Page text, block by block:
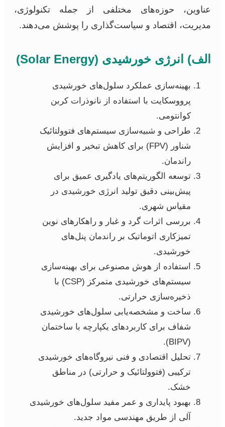
عناوین، حوزه‌های مختلفی از جمله تکنولوژی،
مدیریت، اقتصاد و سیاست‌گذاری را پوشش می‌دهند.
الف) انرژی خورشیدی (Solar Energy)
بهینه‌سازی عملکرد سلول‌های خورشیدی
پرووسکایت با استفاده از نانوذرات کربن
کوانتومی.
طراحی و شبیه‌سازی سیستم‌های فتوولتائیک
شناور (FPV) برای کاهش تبخیر و افزایش
راندمان.
توسعه الگوریتم‌های یادگیری عمیق برای
پیش‌بینی دقیق تولید انرژی خورشیدی در
مقیاس شهری.
بررسی اثرات گرد و غبار و راهکارهای نوین
تمیزکاری اتوماتیک بر راندمان پنل‌های
خورشیدی.
استفاده از هوش مصنوعی برای بهینه‌سازی
سیستم‌های خورشیدی متمرکز (CSP) با
ذخیره‌سازی حرارتی.
ساخت و مشخصه‌یابی سلول‌های خورشیدی
شفاف برای کاربردهای یکپارچه با ساختمان
(BIPV).
تحلیل اقتصادی و فنی نیروگاه‌های خورشیدی
ترکیبی (فتوولتائیک و حرارتی) در مناطق
خشک.
بهبود پایداری و عمر مفید سلول‌های خورشیدی
آلی از طریق مهندسی مواد جدید.